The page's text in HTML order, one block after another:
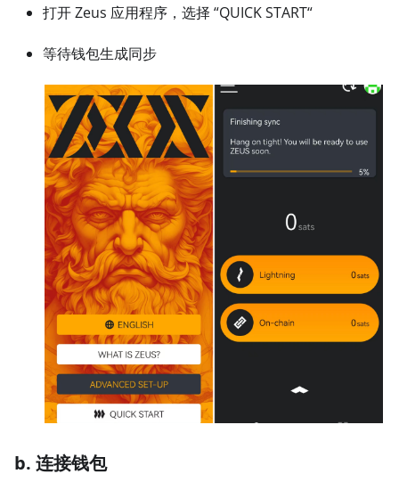
打开 Zeus 应用程序，选择 “QUICK START“
等待钱包生成同步
b. 连接钱包